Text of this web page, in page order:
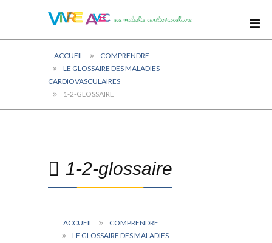
ACCUEIL
COMPRENDRE
LE GLOSSAIRE DES MALADIES
CARDIOVASCULAIRES
1-2-GLOSSAIRE
1-2-glossaire
ACCUEIL
COMPRENDRE
LE GLOSSAIRE DES MALADIES